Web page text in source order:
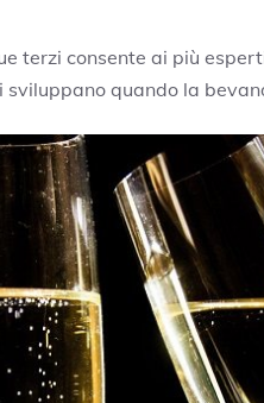
terzi consente ai più
sviluppano quando la